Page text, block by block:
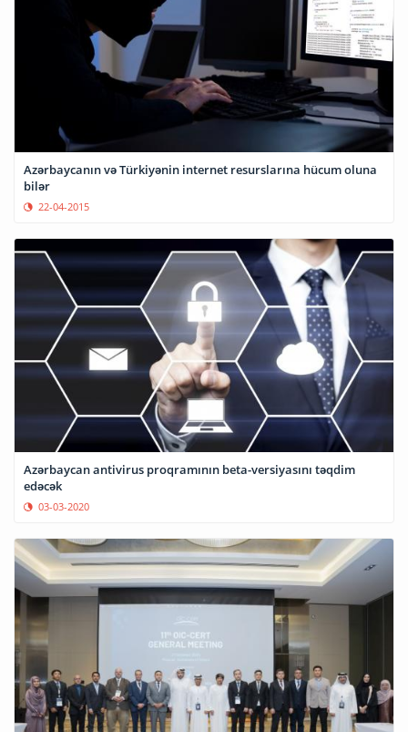
Azərbaycanın və Türkiyənin internet resurslarına hücum oluna
bilər
22-04-2015
Azərbaycan antivirus proqramının beta-versiyasını təqdim
edəcək
03-03-2020